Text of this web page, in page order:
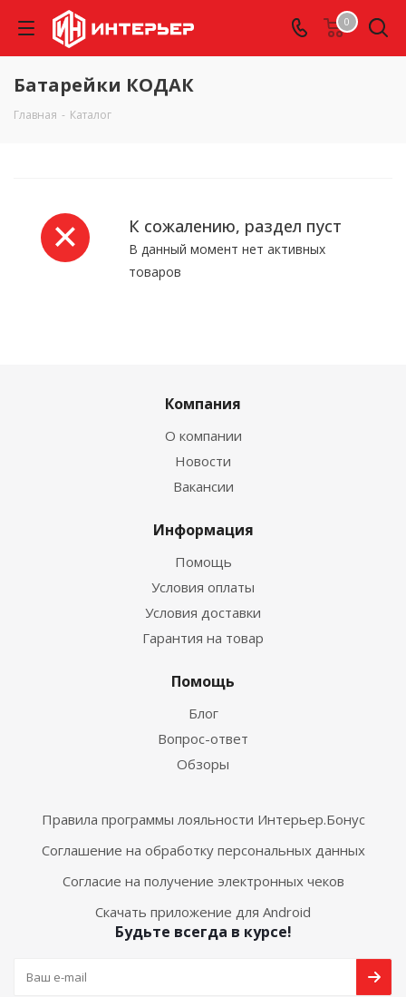
0
Батарейки КОДАК
Главная - Каталог
К сожалению, раздел пуст
В данный момент нет активных
товаров
Компания
О компании
Новости
Вакансии
Информация
Помощь
Условия оплаты
Условия доставки
Гарантия на товар
Помощь
Блог
Вопрос-ответ
Обзоры
Правила программы лояльности Интерьер.Бонус
Соглашение на обработку персональных данных
Согласие на получение электронных чеков
Скачать приложение для Android
Будьте всегда в курсе!